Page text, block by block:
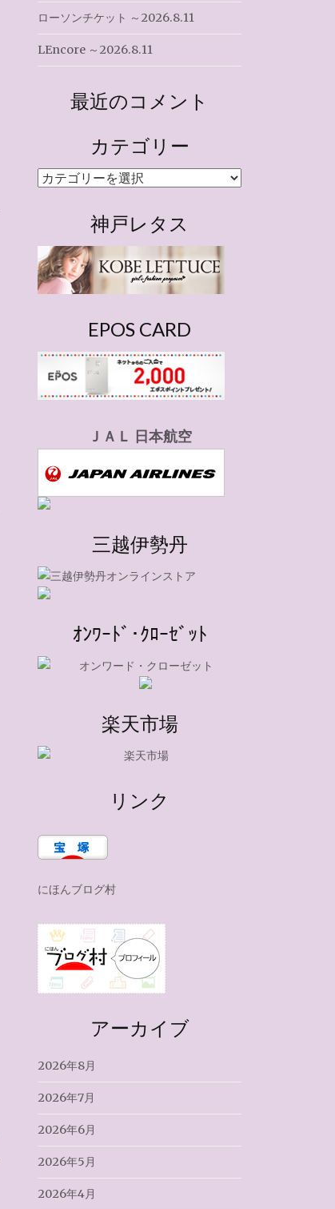
ローソンチケット ～2026.8.11
LEncore ～2026.8.11
最近のコメント
カテゴリー
カ
ー
神戸レタス
EPOS CARD
ＪＡＬ 日本航空
三越伊勢丹
ｵﾝﾜｰﾄﾞ･ｸﾛｰｾﾞｯﾄ
楽天市場
リンク
にほんブログ村
アーカイブ
2026年8月
2026年7月
2026年6月
2026年5月
2026年4月